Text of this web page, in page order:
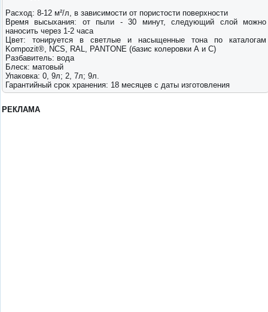
Расход: 8-12 м²/л, в зависимости от пористости поверхности
Время высыхания: от пыли - 30 минут, следующий слой можно
наносить через 1-2 часа
Цвет: тонируется в светлые и насыщенные тона по каталогам
Kompozit®, NCS, RAL, PANTONE (базис колеровки А и С)
Разбавитель: вода
Блеск: матовый
Упаковка: 0, 9л; 2, 7л; 9л.
Гарантийный срок хранения: 18 месяцев с даты изготовления
РЕКЛАМА